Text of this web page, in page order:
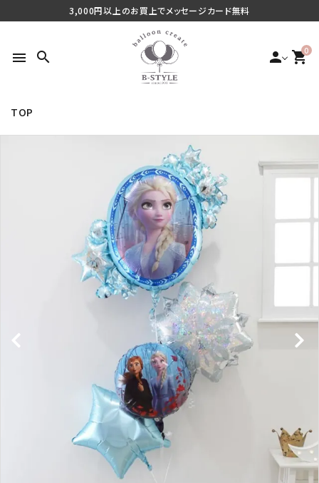
3,000円以上のお買上でメッセージカード無料
menu search person 0
shopping_cart
ご利用シーンから探す
商品タイプから探す
コンテンツ
ACCOUNT MENU
ようこそ ゲスト 様
person 新規会員登録
TOP